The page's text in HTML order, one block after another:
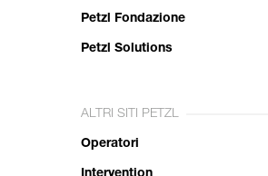
Petzl Fondazione
Petzl Solutions
ALTRI SITI PETZL
Operatori